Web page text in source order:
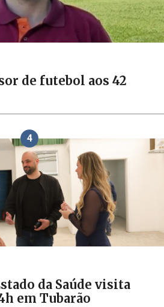
de futebol aos 42
4
da Saúde visita
em Tubarão